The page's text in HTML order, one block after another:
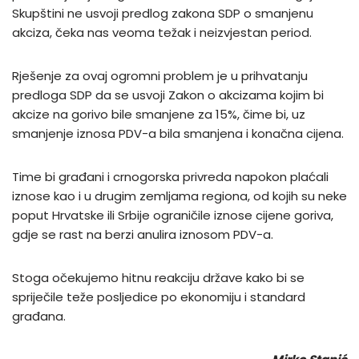
Skupštini ne usvoji predlog zakona SDP o smanjenu
akciza, čeka nas veoma težak i neizvjestan period.
Rješenje za ovaj ogromni problem je u prihvatanju
predloga SDP da se usvoji Zakon o akcizama kojim bi
akcize na gorivo bile smanjene za 15%, čime bi, uz
smanjenje iznosa PDV-a bila smanjena i konačna cijena.
Time bi građani i crnogorska privreda napokon plaćali
iznose kao i u drugim zemljama regiona, od kojih su neke
poput Hrvatske ili Srbije ograničile iznose cijene goriva,
gdje se rast na berzi anulira iznosom PDV-a.
Stoga očekujemo hitnu reakciju države kako bi se
spriječile teže posljedice po ekonomiju i standard
građana.